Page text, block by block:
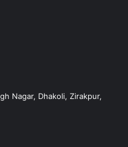
Nagar, Dhakoli, Zirakpur,